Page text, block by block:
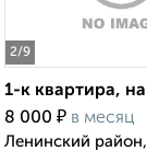
2/9
1-к квартира,
8 000 ₽ в месяц
Ленинский